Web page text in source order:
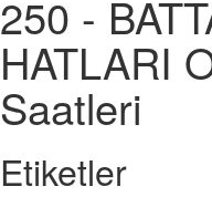
250 -
HATLARI
Saatleri
Etiketler